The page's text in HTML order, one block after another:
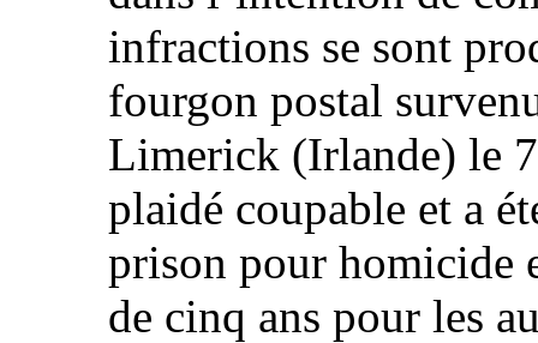
infractions se sont
fourgon postal
Limerick (Irlande) le
plaidé coupable et a
prison pour homicide
de cinq ans pour les